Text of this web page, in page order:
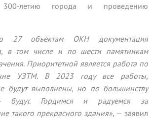
летию города и проведению
27 объектам ОКН документация
в том числе и по шести памятникам
Приоритетной является работа по
УЗТМ. В 2023 году все работы,
будут выполнены, но по большинству
будут. Гордимся и радуемся за
такого прекрасного здания», — заявил